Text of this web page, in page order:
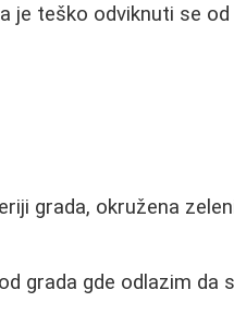
je teško odviknuti se
grada, okružena
grada gde odlazim da